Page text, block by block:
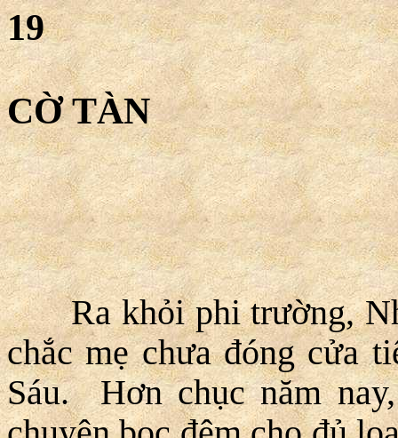
19
CỜ TÀN
Ra khỏi phi trường,
chắc mẹ chưa đóng cửa
Sáu. Hơn chục năm